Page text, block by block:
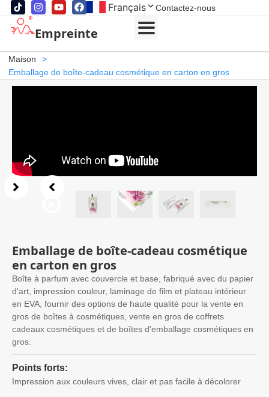
Français Contactez-nous
Empreinte
Maison
>
Emballage de boîte-cadeau cosmétique en carton en gros
Emballage de boîte-cadeau cosmétique
en carton en gros
Boîte à parfum avec couvercle et base, fabriqué avec du papier
d'art, impression couleur, laminage de film et plateau intérieur
en EVA, fournir des options de haute qualité pour la vente en
gros de boîtes à cosmétiques, vente en gros de coffrets
cadeaux cosmétiques et de boîtes d'emballage cosmétiques en
gros.
Points forts:
Impression aux couleurs vives, clair et pas facile à décolorer